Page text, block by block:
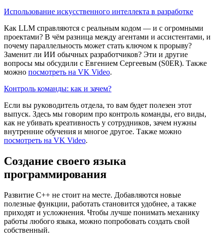
Использование искусственного интеллекта в разработке
Как LLM справляются с реальным кодом — и с огромными
проектами? В чём разница между агентами и ассистентами, и
почему параллельность может стать ключом к прорыву?
Заменит ли ИИ обычных разработчиков? Эти и другие
вопросы мы обсудили с Евгением Сергеевым (S0ER). Также
можно посмотреть на VK Video.
Контроль команды: как и зачем?
Если вы руководитель отдела, то вам будет полезен этот
выпуск. Здесь мы говорим про контроль команды, его виды,
как не убивать креативность у сотрудников, зачем нужны
внутренние обучения и многое другое. Также можно
посмотреть на VK Video.
Создание своего языка
программирования
Развитие C++ не стоит на месте. Добавляются новые
полезные функции, работать становится удобнее, а также
приходят и усложнения. Чтобы лучше понимать механику
работы любого языка, можно попробовать создать свой
собственный.